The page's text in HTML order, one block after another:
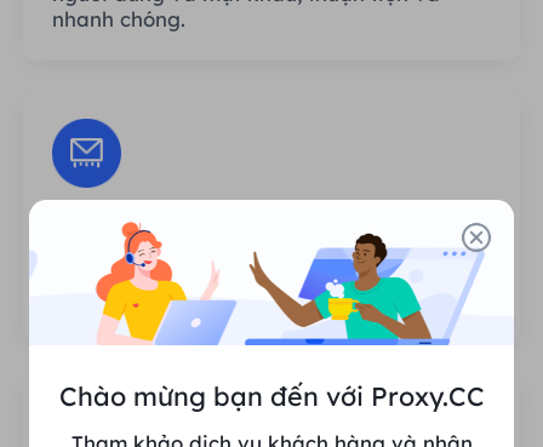
nhanh chóng.
Phiên không giới hạn
Không có giới hạn về số lần sử dụng hoặc
tần suất gọi proxy.
Chào mừng bạn đến với Proxy.CC